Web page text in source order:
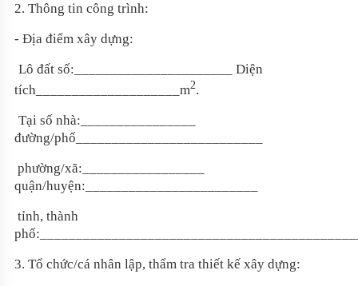
2. Thông tin công trình:
- Địa điểm xây dựng:
Lô đất số:
Diện
tích
m2.
Tại số nhà:
đường/phố
phường/xã:_________________
quận/huyện:________________________
tỉnh, thành
phố:
3. Tổ chức/cá nhân lập, thẩm tra thiết kế xây dựng: